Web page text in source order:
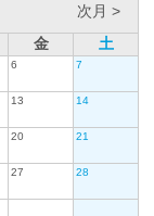
次月 >
金 土
6 7
13 14
20 21
27 28